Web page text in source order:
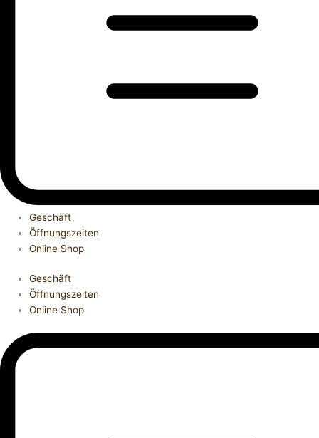
Geschäft
Öffnungszeiten
Online Shop
Geschäft
Öffnungszeiten
Online Shop